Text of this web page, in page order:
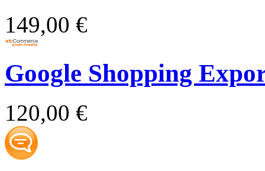
149,00 €
Google Shopping
120,00 €